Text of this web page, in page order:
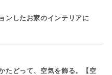
ンしたお家のインテリアに
たどって、空気を飾る。【空